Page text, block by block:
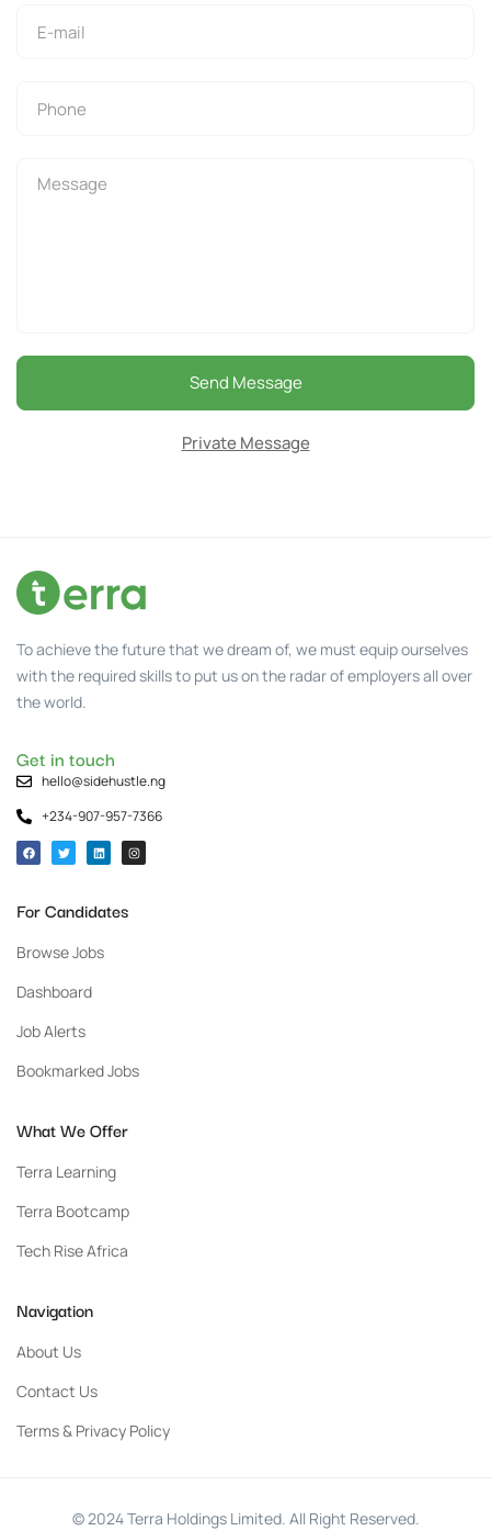
Send Message
Private Message
To achieve the future that we dream of, we must equip ourselves
with the required skills to put us on the radar of employers all over
the world.
Get in touch
hello@sidehustle.ng
+234-907-957-7366
For Candidates
Browse Jobs
Dashboard
Job Alerts
Bookmarked Jobs
What We Offer
Terra Learning
Terra Bootcamp
Tech Rise Africa
Navigation
About Us
Contact Us
Terms & Privacy Policy
© 2024 Terra Holdings Limited. All Right Reserved.